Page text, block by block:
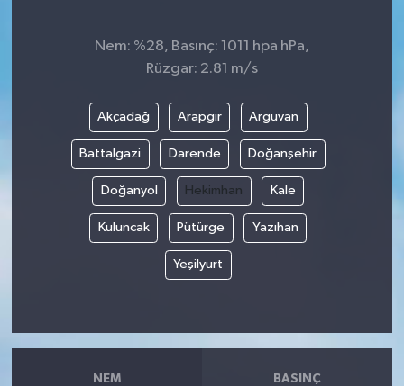
Nem: %28, Basınç: 1011 hpa hPa,
Rüzgar: 2.81 m/s
Akçadağ Arapgir Arguvan
Battalgazi Darende Doğanşehir
Doğanyol Hekimhan Kale
Kuluncak Pütürge Yazıhan
Yeşilyurt
NEM BASINÇ